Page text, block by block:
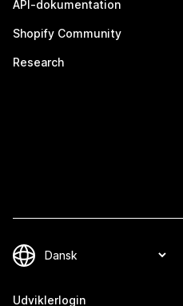
API-dokumentation
Shopify Community
Research
Udviklerlogin